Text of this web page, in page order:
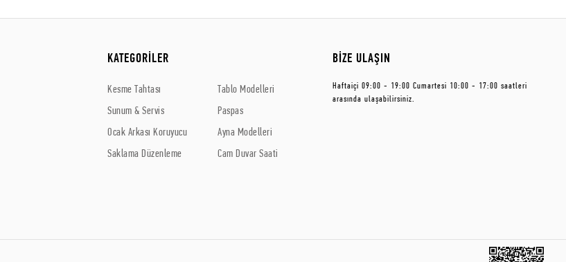
KATEGORİLER
Kesme Tahtası
Sunum & Servis
Ocak Arkası Koruyucu
Saklama Düzenleme
Tablo Modelleri
Paspas
Ayna Modelleri
Cam Duvar Saati
BİZE ULAŞIN
Haftaiçi 09:00 - 19:00 Cumartesi 10:00 - 17:00 saatleri
arasında ulaşabilirsiniz.